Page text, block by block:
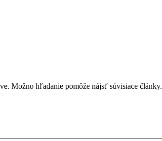
Možno hľadanie pomôže nájsť súvisiace články.